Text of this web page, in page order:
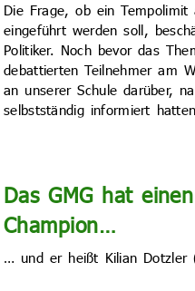
Die Frage, ob ein
eingeführt werden soll,
Politiker. Noch bevor das
debattierten Teilnehmer am
an unserer Schule darüber,
selbstständig informiert
Das GMG hat
Champion…
… und er heißt Kilian Dotzler